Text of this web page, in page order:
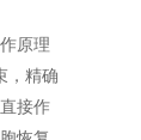
原理
，精确
接作